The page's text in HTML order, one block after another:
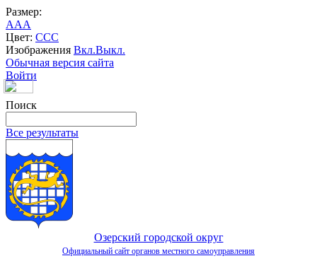
Размер:
AAA
Цвет: CCC
Изображения Вкл.Выкл.
Обычная версия сайта
Войти
Поиск
Все результаты
Озерский городской округ
Официальный сайт органов местного самоуправления